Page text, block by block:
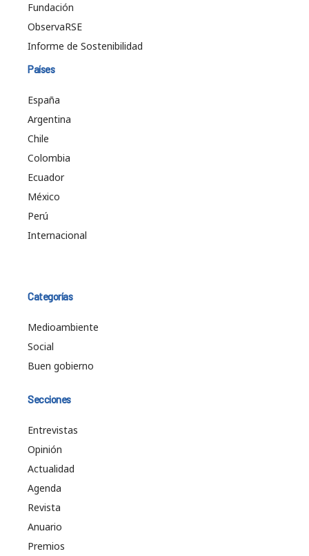
Fundación
ObservaRSE
Informe de Sostenibilidad
Países
España
Argentina
Chile
Colombia
Ecuador
México
Perú
Internacional
Categorías
Medioambiente
Social
Buen gobierno
Secciones
Entrevistas
Opinión
Actualidad
Agenda
Revista
Anuario
Premios